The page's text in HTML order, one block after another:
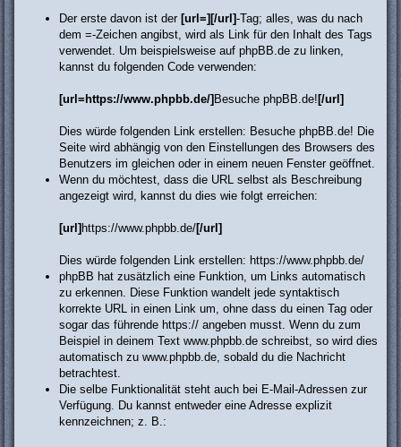
Der erste davon ist der [url=][/url]-Tag; alles, was du nach
dem =-Zeichen angibst, wird als Link für den Inhalt des Tags
verwendet. Um beispielsweise auf phpBB.de zu linken,
kannst du folgenden Code verwenden:
[url=https://www.phpbb.de/]Besuche phpBB.de![/url]
Dies würde folgenden Link erstellen: Besuche phpBB.de! Die
Seite wird abhängig von den Einstellungen des Browsers des
Benutzers im gleichen oder in einem neuen Fenster geöffnet.
Wenn du möchtest, dass die URL selbst als Beschreibung
angezeigt wird, kannst du dies wie folgt erreichen:
[url]https://www.phpbb.de/[/url]
Dies würde folgenden Link erstellen: https://www.phpbb.de/
phpBB hat zusätzlich eine Funktion, um Links automatisch
zu erkennen. Diese Funktion wandelt jede syntaktisch
korrekte URL in einen Link um, ohne dass du einen Tag oder
sogar das führende https:// angeben musst. Wenn du zum
Beispiel in deinem Text www.phpbb.de schreibst, so wird dies
automatisch zu www.phpbb.de, sobald du die Nachricht
betrachtest.
Die selbe Funktionalität steht auch bei E-Mail-Adressen zur
Verfügung. Du kannst entweder eine Adresse explizit
kennzeichnen; z. B.: